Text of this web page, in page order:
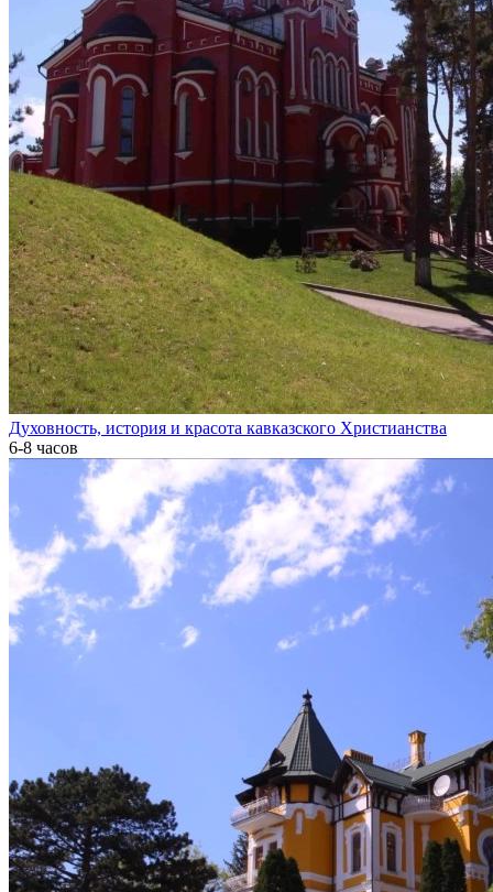
Духовность, история и красота кавказского Христианства
6-8 часов